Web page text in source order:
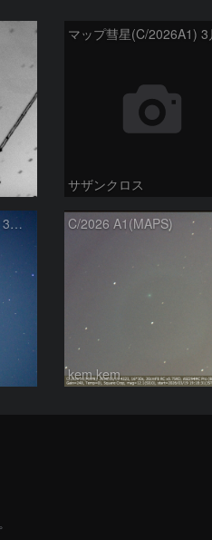
サザンクロス
C/2026 A1 MAPS彗星 3月19日 C/2026 A1(MAPS)
kem.kem